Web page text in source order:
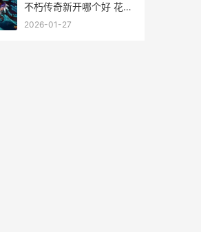
不朽传奇新开哪个好 花园
保卫战丧尸怎么打
2026-01-27